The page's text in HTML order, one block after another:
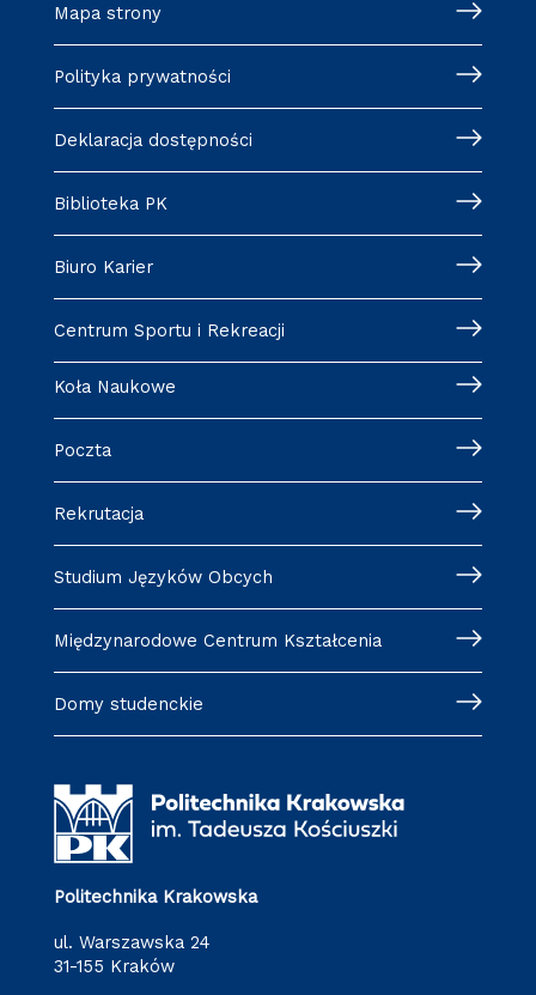
Mapa strony
Polityka prywatności
Deklaracja dostępności
Biblioteka PK
Biuro Karier
Centrum Sportu i Rekreacji
Koła Naukowe
Poczta
Rekrutacja
Studium Języków Obcych
Międzynarodowe Centrum Kształcenia
Domy studenckie
Politechnika Krakowska
ul. Warszawska 24
31-155 Kraków